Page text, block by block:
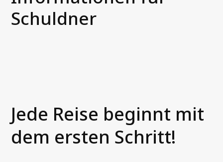
Unsere Leistungen
Kontakt
Informationen für Schuldner
Schuldner
Jede Reise beginnt mit
dem ersten Schritt!